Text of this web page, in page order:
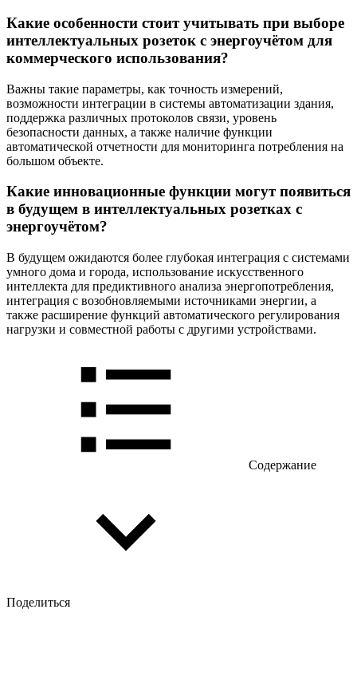
Какие особенности стоит учитывать при выборе
интеллектуальных розеток с энергоучётом для
коммерческого использования?
Важны такие параметры, как точность измерений,
возможности интеграции в системы автоматизации здания,
поддержка различных протоколов связи, уровень
безопасности данных, а также наличие функции
автоматической отчетности для мониторинга потребления на
большом объекте.
Какие инновационные функции могут появиться
в будущем в интеллектуальных розетках с
энергоучётом?
В будущем ожидаются более глубокая интеграция с системами
умного дома и города, использование искусственного
интеллекта для предиктивного анализа энергопотребления,
интеграция с возобновляемыми источниками энергии, а
также расширение функций автоматического регулирования
нагрузки и совместной работы с другими устройствами.
Содержание
Поделиться